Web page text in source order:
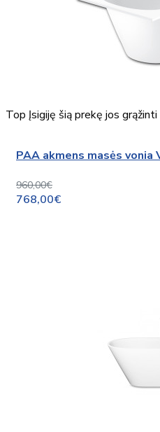
Top Įsigiję šią prekę jos
PAA akmens masės vonia
960,00€
768,00€